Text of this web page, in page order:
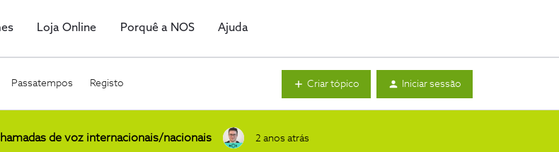
Loja Online Porquê a NOS Ajuda
Passatempos Registo Criar tópico Iniciar sessão
de voz internacionais/nacionais 2 anos atrás